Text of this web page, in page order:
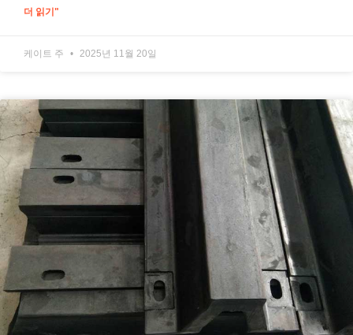
더 읽기"
케이트 주 2025년 11월 20일